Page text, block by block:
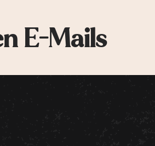
E-Mails